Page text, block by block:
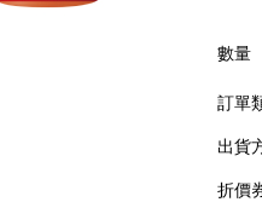
數量
訂單
出貨
折價